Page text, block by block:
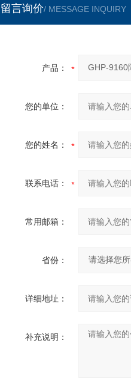
留言询价/ MESSAGE INQUIRY
产品：
您的单位：
您的姓名：
联系电话：
常用邮箱：
省份：
详细地址：
补充说明：